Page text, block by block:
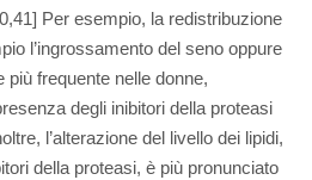
Per esempio, la redistribuzione
l’ingrossamento del seno oppure
frequente nelle donne,
degli inibitori della proteasi
l’alterazione del livello dei lipidi,
della proteasi, è più pronunciato